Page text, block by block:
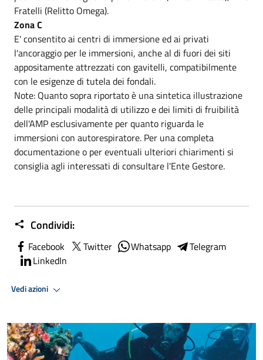
Fratelli (Relitto Omega).
Zona C
E' consentito ai centri di immersione ed ai privati
l'ancoraggio per le immersioni, anche al di fuori dei siti
appositamente attrezzati con gavitelli, compatibilmente
con le esigenze di tutela dei fondali.
Note: Quanto sopra riportato è una sintetica illustrazione
delle principali modalità di utilizzo e dei limiti di fruibilità
dell'AMP esclusivamente per quanto riguarda le
immersioni con autorespiratore. Per una completa
documentazione o per eventuali ulteriori chiarimenti si
consiglia agli interessati di consultare l'Ente Gestore.
Condividi:
Facebook Twitter Whatsapp
Telegram
LinkedIn
Vedi azioni